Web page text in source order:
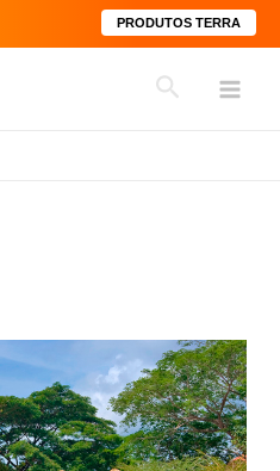
PRODUTOS TERRA
Pesquisar